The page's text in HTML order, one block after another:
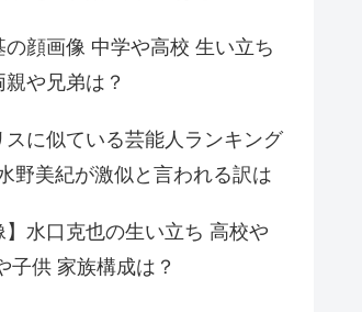
の顔画像 中学や高校 生い立ち
や兄弟は？
スに似ている芸能人ランキング
野美紀が激似と言われる訳は
】水口克也の生い立ち 高校や
子供 家族構成は？